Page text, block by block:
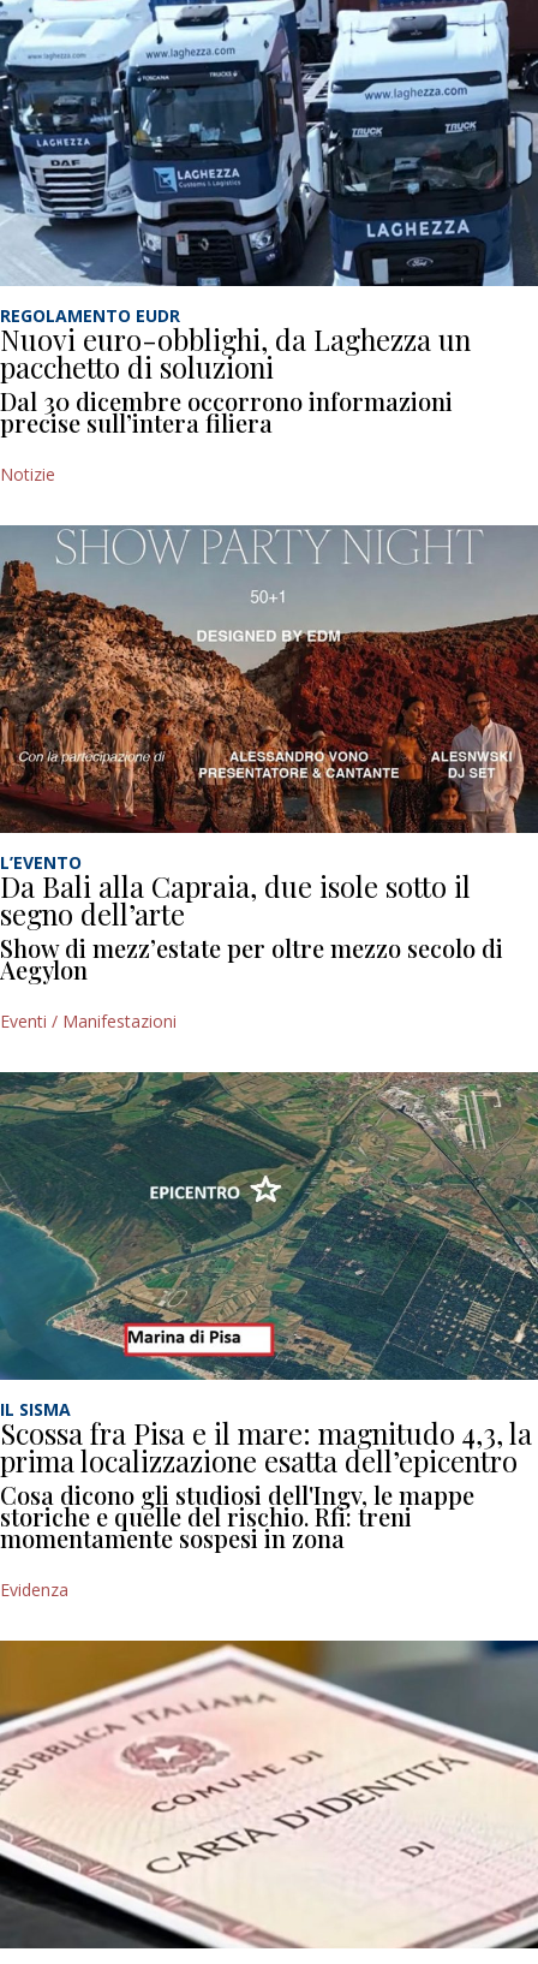
REGOLAMENTO EUDR
Nuovi euro-obblighi, da Laghezza un
pacchetto di soluzioni
Dal 30 dicembre occorrono informazioni
precise sull’intera filiera
Notizie
L’EVENTO
Da Bali alla Capraia, due isole sotto il
segno dell’arte
Show di mezz’estate per oltre mezzo secolo di
Aegylon
Eventi / Manifestazioni
IL SISMA
Scossa fra Pisa e il mare: magnitudo 4,3, la
prima localizzazione esatta dell’epicentro
Cosa dicono gli studiosi dell'Ingv, le mappe
storiche e quelle del rischio. Rfi: treni
momentamente sospesi in zona
Evidenza